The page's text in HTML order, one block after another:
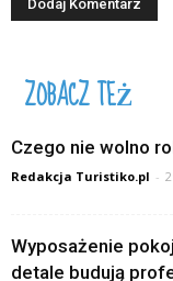
ZOBACZ TEŻ
Czego nie wolno
Redakcja Turistiko.pl -
Wyposażenie
detale budują